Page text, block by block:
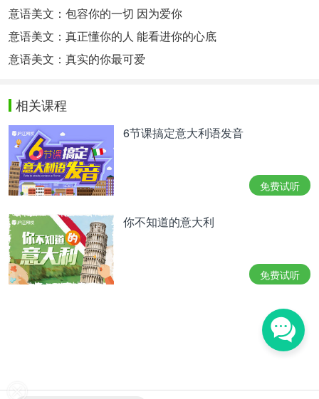
意语美文：包容你的一切 因为爱你
意语美文：真正懂你的人 能看进你的心底
意语美文：真实的你最可爱
相关课程
6节课搞定意大利语发音
免费试听
你不知道的意大利
免费试听